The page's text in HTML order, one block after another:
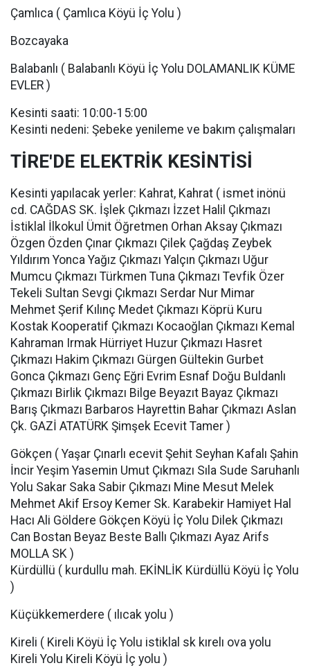
Çamlıca ( Çamlıca Köyü İç Yolu )
Bozcayaka
Balabanlı ( Balabanlı Köyü İç Yolu DOLAMANLIK KÜME
EVLER )
Kesinti saati: 10:00-15:00
Kesinti nedeni: Şebeke yenileme ve bakım çalışmaları
TİRE'DE ELEKTRİK KESİNTİSİ
Kesinti yapılacak yerler: Kahrat, Kahrat ( ismet inönü
cd. CAĞDAS SK. İşlek Çıkmazı İzzet Halil Çıkmazı
İstiklal İlkokul Ümit Öğretmen Orhan Aksay Çıkmazı
Özgen Özden Çınar Çıkmazı Çilek Çağdaş Zeybek
Yıldırım Yonca Yağız Çıkmazı Yalçın Çıkmazı Uğur
Mumcu Çıkmazı Türkmen Tuna Çıkmazı Tevfik Özer
Tekeli Sultan Sevgi Çıkmazı Serdar Nur Mimar
Mehmet Şerif Kılınç Medet Çıkmazı Köprü Kuru
Kostak Kooperatif Çıkmazı Kocaoğlan Çıkmazı Kemal
Kahraman Irmak Hürriyet Huzur Çıkmazı Hasret
Çıkmazı Hakim Çıkmazı Gürgen Gültekin Gurbet
Gonca Çıkmazı Genç Eğri Evrim Esnaf Doğu Buldanlı
Çıkmazı Birlik Çıkmazı Bilge Beyazıt Bayaz Çıkmazı
Barış Çıkmazı Barbaros Hayrettin Bahar Çıkmazı Aslan
Çk. GAZİ ATATÜRK Şimşek Ecevit Tamer )
Gökçen ( Yaşar Çınarlı ecevit Şehit Seyhan Kafalı Şahin
İncir Yeşim Yasemin Umut Çıkmazı Sıla Sude Saruhanlı
Yolu Sakar Saka Sabir Çıkmazı Mine Mesut Melek
Mehmet Akif Ersoy Kemer Sk. Karabekir Hamiyet Hal
Hacı Ali Göldere Gökçen Köyü İç Yolu Dilek Çıkmazı
Can Bostan Beyaz Beste Ballı Çıkmazı Ayaz Arifs
MOLLA SK )
Kürdüllü ( kurdullu mah. EKİNLİK Kürdüllü Köyü İç Yolu
)
Küçükkemerdere ( ılıcak yolu )
Kireli ( Kireli Köyü İç Yolu istiklal sk kırelı ova yolu
Kireli Yolu Kireli Köyü İç yolu )